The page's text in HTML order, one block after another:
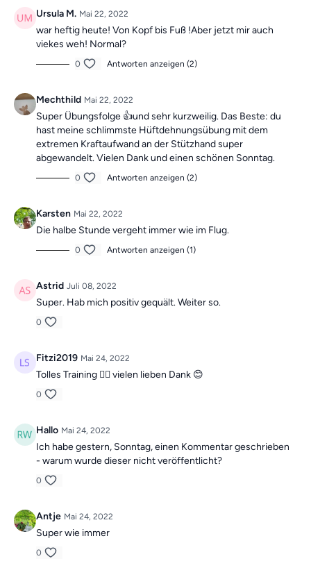
vergangenen Übungseinheiten
"Vergangene Trainings des Tages".
Ursula M. Mai 22, 2022
war heftig heute! Von Kopf bis Fuß !Aber jetzt mir auch
viekes weh! Normal?
0 Antworten anzeigen (2)
Mechthild Mai 22, 2022
Super Übungsfolge 👍und sehr kurzweilig. Das Beste: du
hast meine schlimmste Hüftdehnungsübung mit dem
extremen Kraftaufwand an der Stützhand super
abgewandelt. Vielen Dank und einen schönen Sonntag.
0 Antworten anzeigen (2)
Karsten Mai 22, 2022
Die halbe Stunde vergeht immer wie im Flug.
0 Antworten anzeigen (1)
Astrid Juli 08, 2022
Super. Hab mich positiv gequält. Weiter so.
0
Fitzi2019 Mai 24, 2022
Tolles Training 🏋️‍♀️ vielen lieben Dank 😊
0
Hallo Mai 24, 2022
Ich habe gestern, Sonntag, einen Kommentar geschrieben
- warum wurde dieser nicht veröffentlicht?
0
Antje Mai 24, 2022
Super wie immer
0